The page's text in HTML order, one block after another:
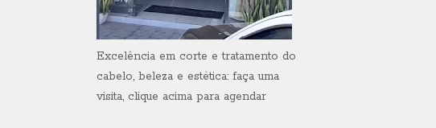
Excelência em corte e tratamento do
cabelo, beleza e estética: faça uma
visita, clique acima para agendar